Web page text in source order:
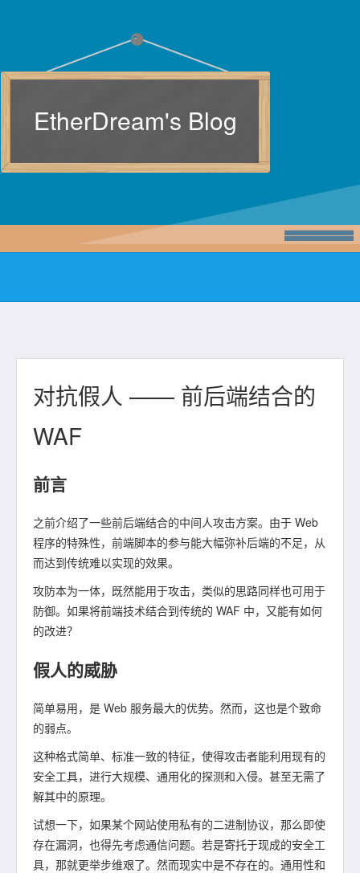
EtherDream's Blog
对抗假人 —— 前后端结合的
WAF
前言
之前介绍了一些前后端结合的中间人攻击方案。由于 Web
程序的特殊性，前端脚本的参与能大幅弥补后端的不足，从
而达到传统难以实现的效果。
攻防本为一体，既然能用于攻击，类似的思路同样也可用于
防御。如果将前端技术结合到传统的 WAF 中，又能有如何
的改进？
假人的威胁
简单易用，是 Web 服务最大的优势。然而，这也是个致命
的弱点。
这种格式简单、标准一致的特征，使得攻击者能利用现有的
安全工具，进行大规模、通用化的探测和入侵。甚至无需了
解其中的原理。
试想一下，如果某个网站使用私有的二进制协议，那么即使
存在漏洞，也得先考虑通信问题。若是寄托于现成的安全工
具，那就更举步维艰了。然而现实中是不存在的。通用性和